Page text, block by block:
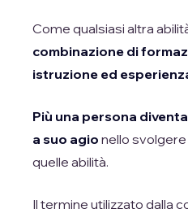
Come qualsiasi altra
combinazione di
istruzione ed
Più una persona
a suo agio nello
quelle abilità.
Il termine utilizzato dalla